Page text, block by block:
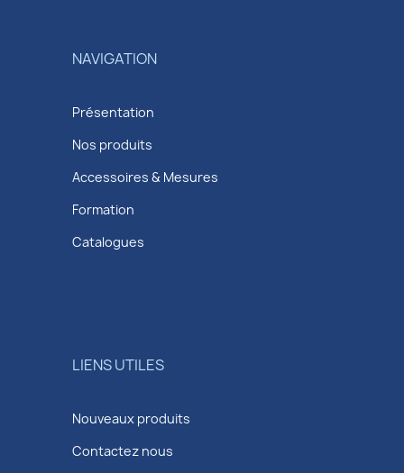
NAVIGATION
Présentation
Nos produits
Accessoires & Mesures
Formation
Catalogues
LIENS UTILES
Nouveaux produits
Contactez nous